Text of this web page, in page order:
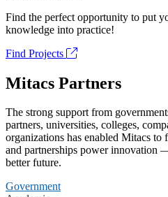
Find the perfect opportunity to put
knowledge into practice!
Find Projects
Mitacs Partners
The strong support from
partners, universities, colleges,
organizations has enabled Mitacs to
and partnerships power innovation
better future.
Government